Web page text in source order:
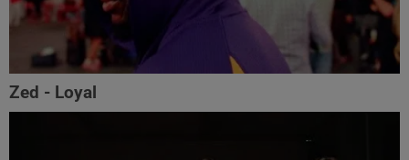
Zed - Loyal